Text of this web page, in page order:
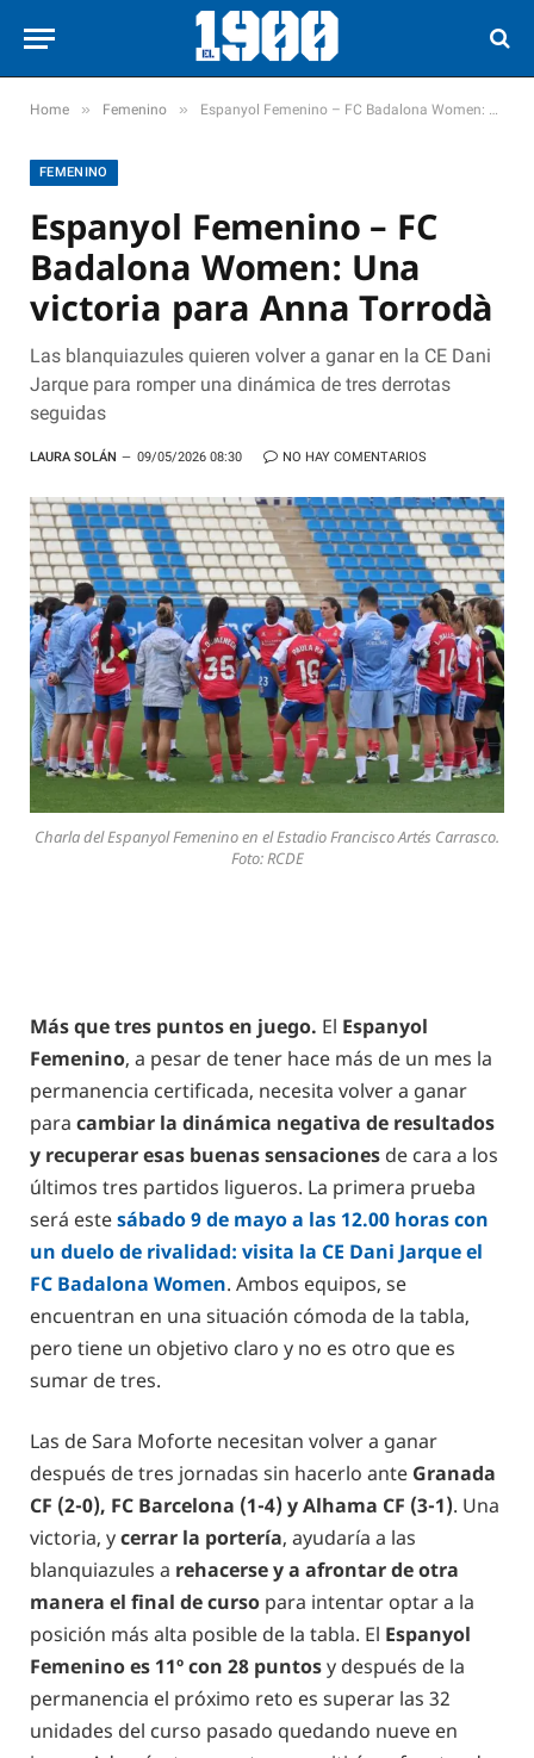
Home » Femenino » Espanyol Femenino – FC Badalona Women: Una victoria para Anna Torrodà
FEMENINO
Espanyol Femenino – FC
Badalona Women: Una
victoria para Anna Torrodà
Las blanquiazules quieren volver a ganar en la CE Dani
Jarque para romper una dinámica de tres derrotas
seguidas
LAURA SOLÁN 09/05/2026 08:30 NO HAY COMENTARIOS
Charla del Espanyol Femenino en el Estadio Francisco Artés Carrasco.
Foto: RCDE
Más que tres puntos en juego. El Espanyol
Femenino, a pesar de tener hace más de un mes la
permanencia certificada, necesita volver a ganar
para cambiar la dinámica negativa de resultados
y recuperar esas buenas sensaciones de cara a los
últimos tres partidos ligueros. La primera prueba
será estesábado 9 de mayo a las 12.00 horas con
un duelo de rivalidad: visita la CE Dani Jarque el
FC Badalona Women. Ambos equipos, se
encuentran en una situación cómoda de la tabla,
pero tiene un objetivo claro y no es otro que es
sumar de tres.
Las de Sara Moforte necesitan volver a ganar
después de tres jornadas sin hacerlo ante Granada
CF (2-0), FC Barcelona (1-4) y Alhama CF (3-1). Una
victoria, ycerrar la portería, ayudaría a las
blanquiazules a rehacerse y a afrontar de otra
manera el final de curso para intentar optar a la
posición más alta posible de la tabla. El Espanyol
Femenino es 11º con 28 puntosy después de la
permanencia el próximo reto es superar las 32
unidades del curso pasado quedando nueve en